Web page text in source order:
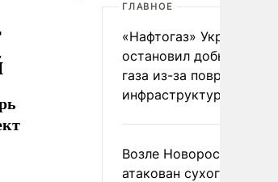
ГЛАВНОЕ
«Нафтогаз» Украины
остановил добычу
газа из-за повреждения
инфраструктуры
Возле Новороссийска
атакован сухогруз под